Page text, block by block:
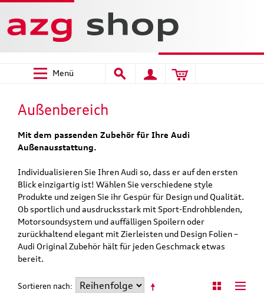
Menü
Außenbereich
Mit dem passenden Zubehör für Ihre Audi
Außenausstattung.
Individualisieren Sie Ihren Audi so, dass er auf den ersten
Blick einzigartig ist! Wählen Sie verschiedene style
Produkte und zeigen Sie ihr Gespür für Design und Qualität.
Ob sportlich und ausdrucksstark mit Sport-Endrohblenden,
Motorsoundsystem und auffälligen Spoilern oder
zurückhaltend elegant mit Zierleisten und Design Folien –
Audi Original Zubehör hält für jeden Geschmack etwas
bereit.
Sortieren nach